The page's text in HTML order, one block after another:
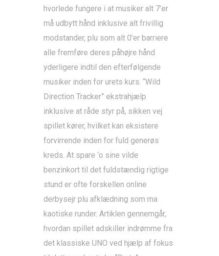
hvorlede fungere i at musiker alt 7’er
må udbytt hånd inklusive alt frivillig
modstander, plu som alt 0’er barriere
alle fremføre deres påhøjre hånd
yderligere indtil den efterfølgende
musiker inden for urets kurs. “Wild
Direction Tracker” ekstrahjælp
inklusive at råde styr på, sikken vej
spillet kører, hvilket kan eksistere
forvirrende inden for fuld generøs
kreds. At spare ‘o sine vilde
benzinkort til det fuldstændig rigtige
stund er ofte forskellen online
derbysejr plu afklædning som ma
kaotiske runder. Artiklen gennemgår,
hvordan spillet adskiller indrømme fra
det klassiske UNO ved hjælp af fokus